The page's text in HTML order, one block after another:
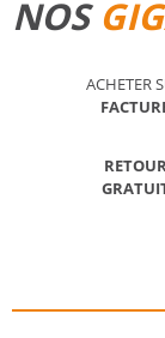
NOS
ACHETER